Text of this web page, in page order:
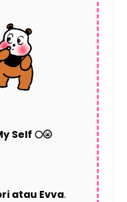
Self 🌕🌝
atau Evva.